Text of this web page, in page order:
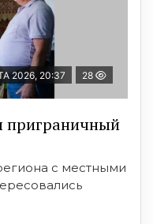
2026, 20:37 28
приграничный
с местными